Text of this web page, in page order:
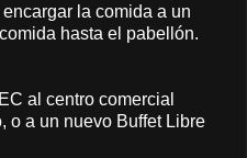
la comida a un
hasta el pabellón.
al centro comercial
o a un nuevo Buffet Libre